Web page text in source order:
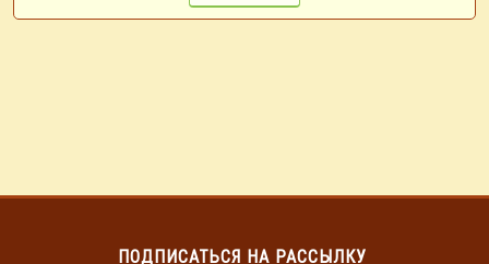
ПОДПИСАТЬСЯ НА РАССЫЛКУ